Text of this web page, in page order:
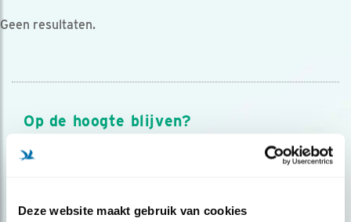
Deze website maakt gebruik van cookies
Geen resultaten.
Op de hoogte blijven?
Meld je aan en ontvang nieuws, inspiratie, acties en tips
over vogels en activiteiten van Vogelbescherming.